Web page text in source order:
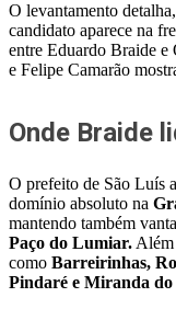
O levantamento
candidato aparece na
entre Eduardo Braide
e Felipe Camarão
Onde Braide
O prefeito de São Luís
domínio absoluto na
mantendo também
Paço do Lumiar. Além
como Barreirinhas,
Pindaré e Miranda